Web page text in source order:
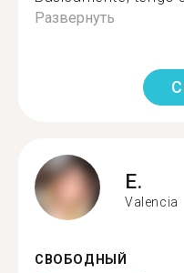
Развернуть
E.
Valencia
СВОБОДНЫЙ